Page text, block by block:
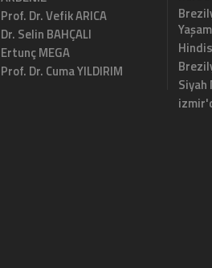
Prof. Dr. Vefik ARICA
Dr. Selin BAHÇALI
Ertunç MEGA
Prof. Dr. Cuma YILDIRIM
Yaşam